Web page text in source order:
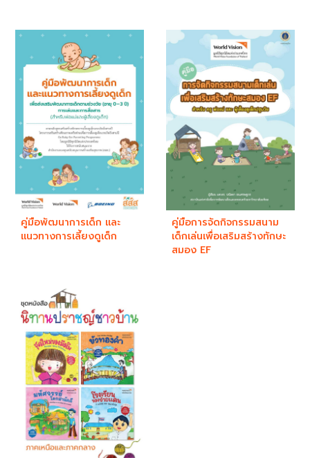
คู่มือพัฒนาการเด็ก และ
แนวทางการเลี้ยงดูเด็ก
คู่มือการจัดกิจกรรมสนาม
เด็กเล่นเพื่อเสริมสร้างทักษะ
สมอง EF